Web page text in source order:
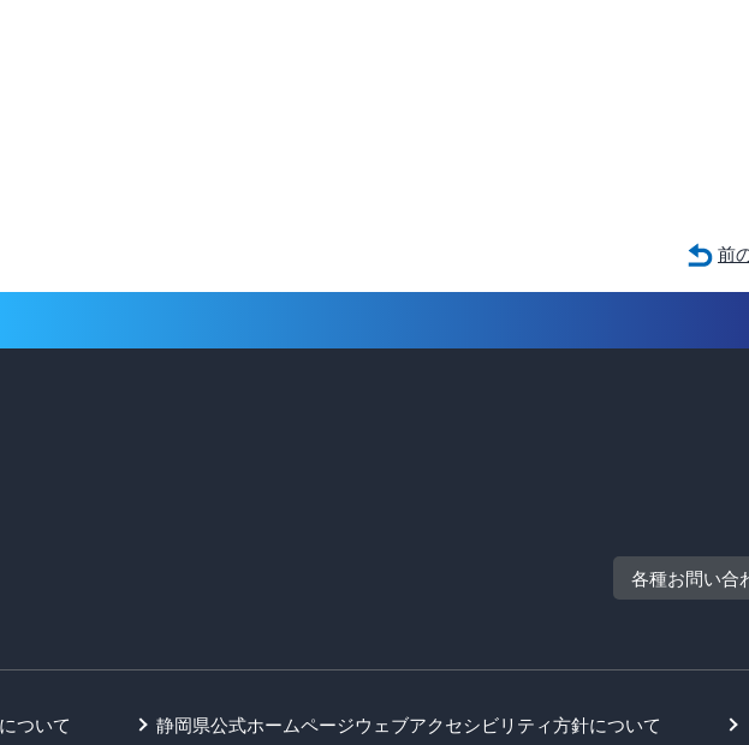
前
各種お問い合
ついて 静岡県公式ホームページウェブアクセシビリティ方針について